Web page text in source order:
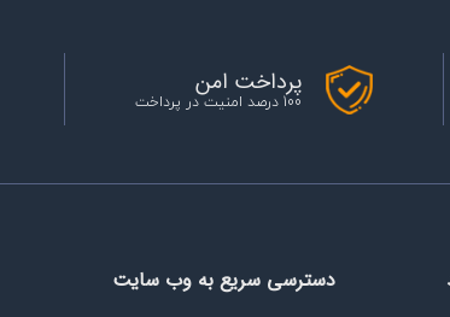
پرداخت امن
100 درصد امنیت در پرداخت
دسترسی سریع به وب سایت